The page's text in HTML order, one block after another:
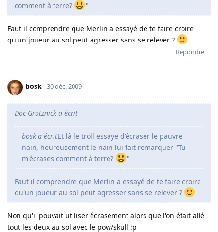
comment à terre?
"
Faut il comprendre que Merlin a essayé de te faire croire
qu'un joueur au sol peut agresser sans se relever ?
Répondre
bosk 30 déc. 2009
Doc Grotznick a écrit
bosk a écritEt là le troll essaye d'écraser le pauvre
nain, heureusement le nain lui fait remarquer "Tu
m'écrases comment à terre?
"
Faut il comprendre que Merlin a essayé de te faire croire
qu'un joueur au sol peut agresser sans se relever ?
Non qu'il pouvait utiliser écrasement alors que l'on était allé
tout les deux au sol avec le pow/skull :p